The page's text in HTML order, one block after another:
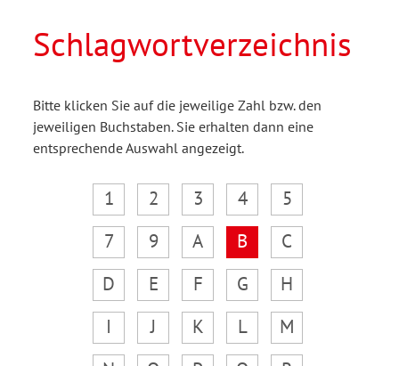
Schlagwortverzeichnis
Bitte klicken Sie auf die jeweilige Zahl bzw. den
jeweiligen Buchstaben. Sie erhalten dann eine
entsprechende Auswahl angezeigt.
1 2 3 4
5
7
9 A B
C
D
E F G
H
I
J K L
M